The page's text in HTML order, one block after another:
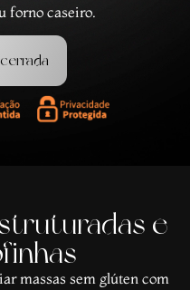
forno caseiro.
e
massas sem glúten com